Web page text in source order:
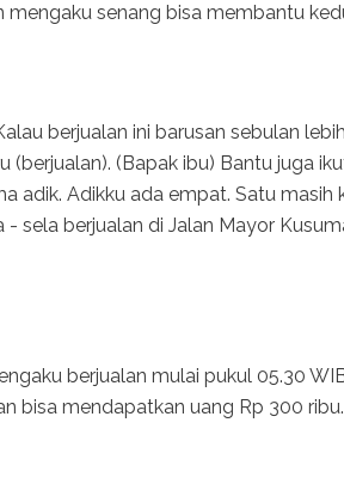
mengaku senang bisa membantu
berjualan ini barusan sebulan
(berjualan). (Bapak ibu) Bantu juga
adik. Adikku ada empat. Satu masih
sela berjualan di Jalan Mayor
berjualan mulai pukul 05.30
bisa mendapatkan uang Rp 300 ribu.